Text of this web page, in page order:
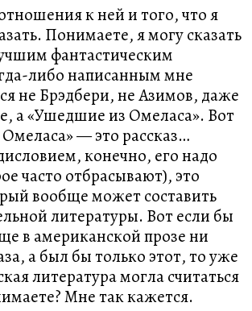
к ней и того, что я
Понимаете, я могу сказать
фантастическим
либо написанным мне
не Брэдбери, не Азимов, даже
а «Ушедшие из Омеласа». Вот
— это рассказ…
конечно, его надо
часто отбрасывают), это
вообще может составить
литературы. Вот если бы
в американской прозе ни
а был бы только этот, то уже
литература могла считаться
Мне так кажется.